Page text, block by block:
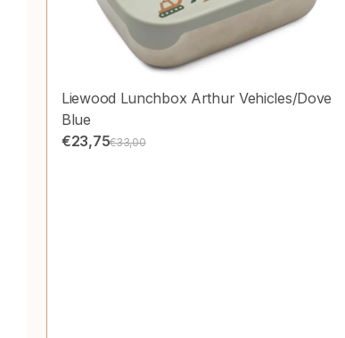
Liewood Lunchbox Arthur Vehicles/Dove
Blue
€23,75€33,00